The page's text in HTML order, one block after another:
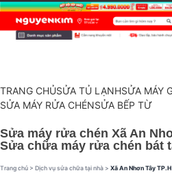
TRANG CHỦSỬA TỦ LẠNHSỬA MÁY
SỬA MÁY RỬA CHÉNSỬA BẾP TỪ
Sửa máy rửa chén Xã An
Sửa chữa máy rửa chén bát
Trang chủ > Dịch vụ sửa chữa tại nhà > Xã An Nhơn Tây